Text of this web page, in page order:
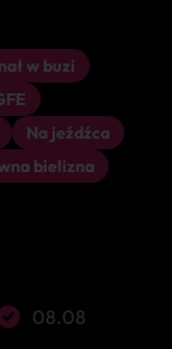
w buzi
Na jeźdźca
bielizna
08.08